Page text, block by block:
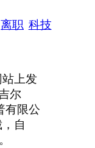
离职 科技
上发
尔
有限公
自